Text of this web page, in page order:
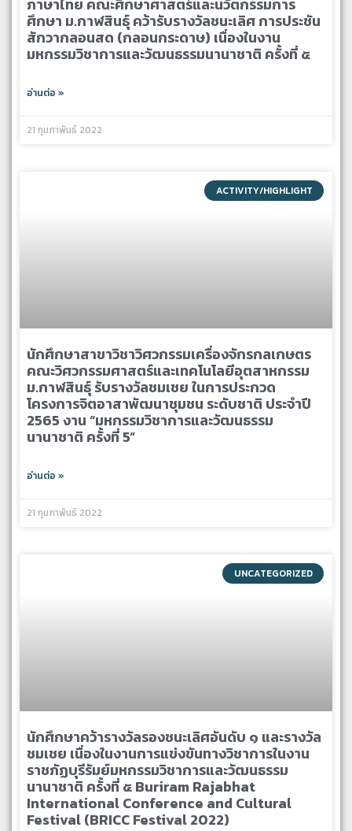
ศึกษา ม.กาฬสินธุ์ คว้ารับรางวัลชนะเลิศ การประชัน
สักวากลอนสด (กลอนกระดาษ) เนื่องในงาน
มหกรรมวิชาการและวัฒนธรรมนานาชาติ ครั้งที่ ๕
อ่านต่อ »
21 กุมภาพันธ์ 2022
ACTIVITY/HIGHLIGHT
นักศึกษาสาขาวิชาวิศวกรรมเครื่องจักรกลเกษตร
คณะวิศวกรรมศาสตร์และเทคโนโลยีอุตสาหกรรม
ม.กาฬสินธุ์ รับรางวัลชมเชย ในการประกวด
โครงการจิตอาสาพัฒนาชุมชน ระดับชาติ ประจำปี
2565 งาน “มหกรรมวิชาการและวัฒนธรรม
นานาชาติ ครั้งที่ 5”
อ่านต่อ »
21 กุมภาพันธ์ 2022
UNCATEGORIZED
นักศึกษาคว้ารางวัลรองชนะเลิศอันดับ ๑ และรางวัล
ชมเชย เนื่องในงานการแข่งขันทางวิชาการในงาน
ราชภัฏบุรีรัมย์มหกรรมวิชาการและวัฒนธรรม
นานาชาติ ครั้งที่ ๕ Buriram Rajabhat
International Conference and Cultural
Festival (BRICC Festival 2022)